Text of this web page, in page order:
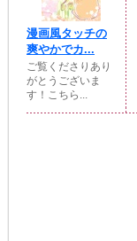
漫画風タッチの
爽やかでカ...
ご覧くださりあり
がとうございま
す！こちら...